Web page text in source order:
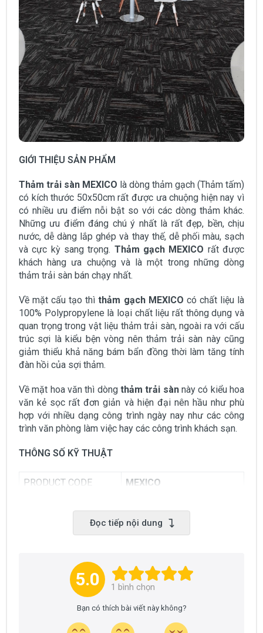
GIỚI THIỆU SẢN PHẨM
Thảm trải sàn MEXICO là dòng thảm gạch (Thảm tấm)
có kích thước 50x50cm rất được ưa chuộng hiện nay vì
có nhiều ưu điểm nỗi bật so với các dòng thảm khác.
Những ưu điểm đáng chú ý nhất là rất đẹp, bền, chịu
nước, dễ dàng lắp ghép và thay thế, dễ phối màu, sạch
và cực kỳ sang trọng. Thảm gạch MEXICO rất được
khách hàng ưa chuộng và là một trong những dòng
thảm trải sàn bán chạy nhất.
Về mặt cấu tạo thìthảm gạch MEXICO có chất liệu là
100% Polypropylene là loại chất liệu rất thông dụng và
quan trọng trong vật liệu thảm trải sàn, ngoài ra với cấu
trúc sợi là kiểu bện vòng nên thảm trải sàn này cũng
giảm thiểu khả năng bám bẩn đồng thời làm tăng tính
đàn hồi của sợi thảm.
Về mặt hoa văn thì dòng thảm trải sànnày có kiểu hoa
văn kẻ sọc rất đơn giản và hiện đại nên hầu như phù
hợp với nhiều dạng công trình ngày nay như các công
trình văn phòng làm việc hay các công trình khách sạn.
THÔNG SỐ KỸ THUẬT
PRODUCT CODE
MEXICO
100% Polypropylene
TOTAL THICKNESS
5.5 mm (+/-5%)
PILE WEIGHT/M2
480 grms./sqm (+/-5%)
PVC Backing
Đọc tiếp nội dung
5.0 1 bình chọn
Bạn có thích bài viết này không?